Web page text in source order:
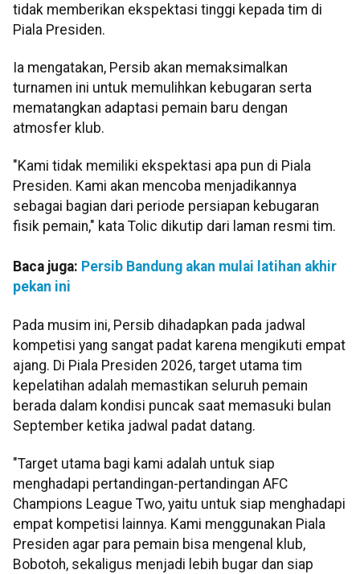
tidak memberikan ekspektasi tinggi kepada tim di
Piala Presiden.
Ia mengatakan, Persib akan memaksimalkan
turnamen ini untuk memulihkan kebugaran serta
mematangkan adaptasi pemain baru dengan
atmosfer klub.
"Kami tidak memiliki ekspektasi apa pun di Piala
Presiden. Kami akan mencoba menjadikannya
sebagai bagian dari periode persiapan kebugaran
fisik pemain," kata Tolic dikutip dari laman resmi tim.
Baca juga: Persib Bandung akan mulai latihan akhir
pekan ini
Pada musim ini, Persib dihadapkan pada jadwal
kompetisi yang sangat padat karena mengikuti empat
ajang. Di Piala Presiden 2026, target utama tim
kepelatihan adalah memastikan seluruh pemain
berada dalam kondisi puncak saat memasuki bulan
September ketika jadwal padat datang.
"Target utama bagi kami adalah untuk siap
menghadapi pertandingan-pertandingan AFC
Champions League Two, yaitu untuk siap menghadapi
empat kompetisi lainnya. Kami menggunakan Piala
Presiden agar para pemain bisa mengenal klub,
Bobotoh, sekaligus menjadi lebih bugar dan siap